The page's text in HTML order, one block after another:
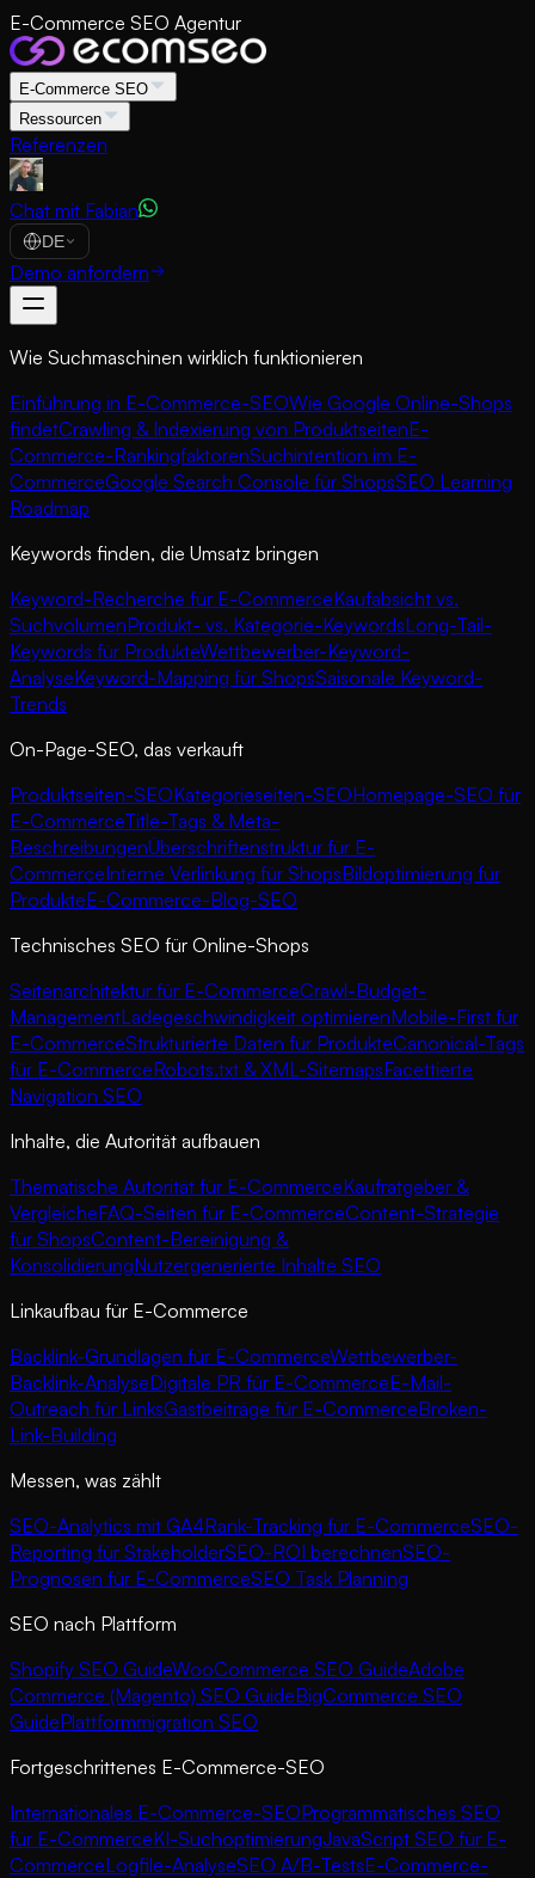
E-Commerce SEO Agentur
E-Commerce SEO
Ressourcen
Referenzen
Chat mit Fabian
DE
Demo anfordern
Wie Suchmaschinen wirklich funktionieren
Einführung in E-Commerce-SEOWie Google Online-Shops
findetCrawling & Indexierung von ProduktseitenE-
Commerce-RankingfaktorenSuchintention im E-
CommerceGoogle Search Console für ShopsSEO Learning
Roadmap
Keywords finden, die Umsatz bringen
Keyword-Recherche für E-CommerceKaufabsicht vs.
SuchvolumenProdukt- vs. Kategorie-KeywordsLong-Tail-
Keywords für ProdukteWettbewerber-Keyword-
AnalyseKeyword-Mapping für ShopsSaisonale Keyword-
Trends
On-Page-SEO, das verkauft
Produktseiten-SEOKategorieseiten-SEOHomepage-SEO für
E-CommerceTitle-Tags & Meta-
BeschreibungenÜberschriftenstruktur für E-
CommerceInterne Verlinkung für ShopsBildoptimierung für
ProdukteE-Commerce-Blog-SEO
Technisches SEO für Online-Shops
Seitenarchitektur für E-CommerceCrawl-Budget-
ManagementLadegeschwindigkeit optimierenMobile-First für
E-CommerceStrukturierte Daten für ProdukteCanonical-Tags
für E-CommerceRobots.txt & XML-SitemapsFacettierte
Navigation SEO
Inhalte, die Autorität aufbauen
Thematische Autorität für E-CommerceKaufratgeber &
VergleicheFAQ-Seiten für E-CommerceContent-Strategie
für ShopsContent-Bereinigung &
KonsolidierungNutzergenerierte Inhalte SEO
Linkaufbau für E-Commerce
Backlink-Grundlagen für E-CommerceWettbewerber-
Backlink-AnalyseDigitale PR für E-CommerceE-Mail-
Outreach für LinksGastbeiträge für E-CommerceBroken-
Link-Building
Messen, was zählt
SEO-Analytics mit GA4Rank-Tracking für E-CommerceSEO-
Reporting für StakeholderSEO-ROI berechnenSEO-
Prognosen für E-CommerceSEO Task Planning
SEO nach Plattform
Shopify SEO GuideWooCommerce SEO GuideAdobe
Commerce (Magento) SEO GuideBigCommerce SEO
GuidePlattformmigration SEO
Fortgeschrittenes E-Commerce-SEO
Internationales E-Commerce-SEOProgrammatisches SEO
für E-CommerceKI-SuchoptimierungJavaScript SEO für E-
CommerceLogfile-AnalyseSEO A/B-TestsE-Commerce-